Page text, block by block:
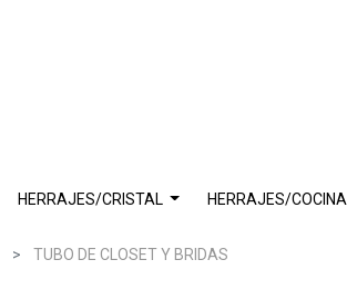
HERRAJES/CRISTAL HERRAJES/COCINA
TUBO DE CLOSET Y BRIDAS